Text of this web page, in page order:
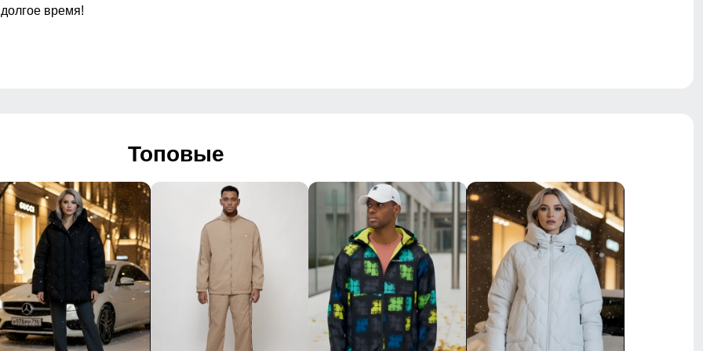
синий, бежевый, серый Габариты (ДхШхВ) 28 x 20 x 3.5 см
Вес 0.145 кг
Описание
комфорта, практичности и стильного внешнего вида.
время!
Топовые